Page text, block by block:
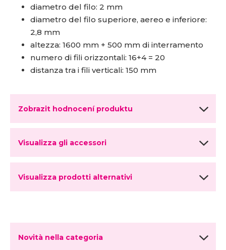
diametro del filo: 2 mm
diametro del filo superiore, aereo e inferiore:
2,8 mm
altezza: 1600 mm + 500 mm di interramento
numero di fili orizzontali: 16+4 = 20
distanza tra i fili verticali: 150 mm
Zobrazit hodnocení produktu
Visualizza gli accessori
Visualizza prodotti alternativi
Novità nella categoria